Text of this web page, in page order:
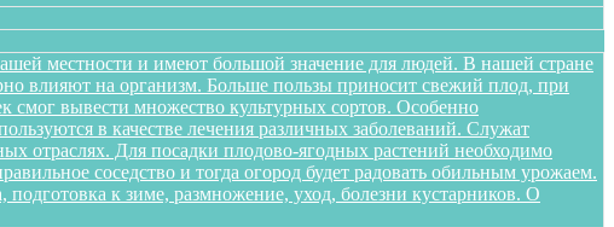
местности и имеют большой значение для людей. В нашей стране
влияют на организм. Больше пользы приносит свежий плод, при
смог вывести множество культурных сортов. Особенно
в качестве лечения различных заболеваний. Служат
отраслях. Для посадки плодово-ягодных растений необходимо
соседство и тогда огород будет радовать обильным урожаем.
к зиме, размножение, уход, болезни кустарников. О